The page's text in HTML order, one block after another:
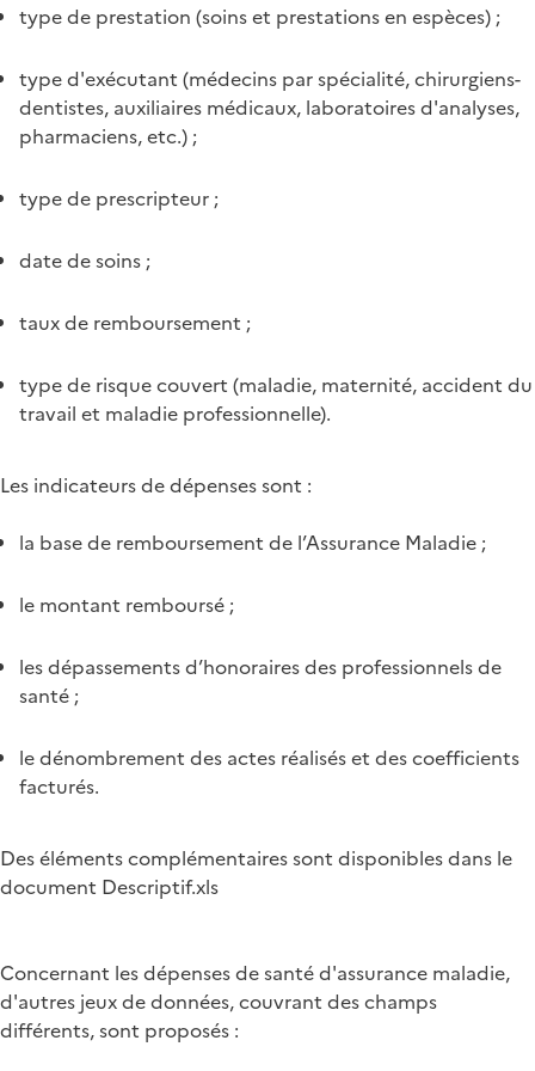
type de prestation (soins et prestations en espèces) ;
type d'exécutant (médecins par spécialité, chirurgiens-
dentistes, auxiliaires médicaux, laboratoires d'analyses,
pharmaciens, etc.) ;
type de prescripteur ;
date de soins ;
taux de remboursement ;
type de risque couvert (maladie, maternité, accident du
travail et maladie professionnelle).
Les indicateurs de dépenses sont :
la base de remboursement de l’Assurance Maladie ;
le montant remboursé ;
les dépassements d’honoraires des professionnels de
santé ;
le dénombrement des actes réalisés et des coefficients
facturés.
Des éléments complémentaires sont disponibles dans le
document Descriptif.xls
Concernant les dépenses de santé d'assurance maladie,
d'autres jeux de données, couvrant des champs
différents, sont proposés :